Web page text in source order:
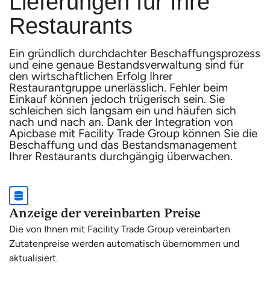
Restaurants
Ein gründlich durchdachter Beschaffungsprozess
und eine genaue Bestandsverwaltung sind für
den wirtschaftlichen Erfolg Ihrer
Restaurantgruppe unerlässlich. Fehler beim
Einkauf können jedoch trügerisch sein. Sie
schleichen sich langsam ein und häufen sich
nach und nach an. Dank der Integration von
Apicbase mit Facility Trade Group können Sie die
Beschaffung und das Bestandsmanagement
Ihrer Restaurants durchgängig überwachen.
Anzeige der vereinbarten Preise
Die von Ihnen mit Facility Trade Group vereinbarten
Zutatenpreise werden automatisch übernommen und
aktualisiert.